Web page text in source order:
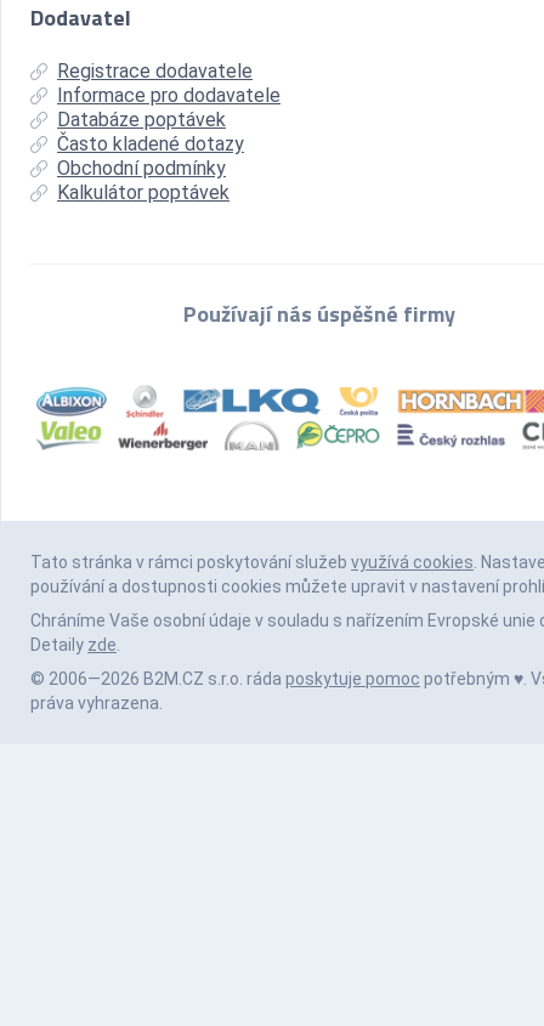
Dodavatel
Registrace dodavatele
Informace pro dodavatele
Databáze poptávek
Často kladené dotazy
Obchodní podmínky
Kalkulátor poptávek
Používají nás úspěšné firmy
Tato stránka v rámci poskytování služeb využívá cookies.
používání a dostupnosti cookies můžete upravit v nastavení
Chráníme Vaše osobní údaje v souladu s nařízením Evropské unie
Detaily zde.
© 2006—2026 B2M.CZ s.r.o. ráda poskytuje pomoc potřebným ♥️.
práva vyhrazena.